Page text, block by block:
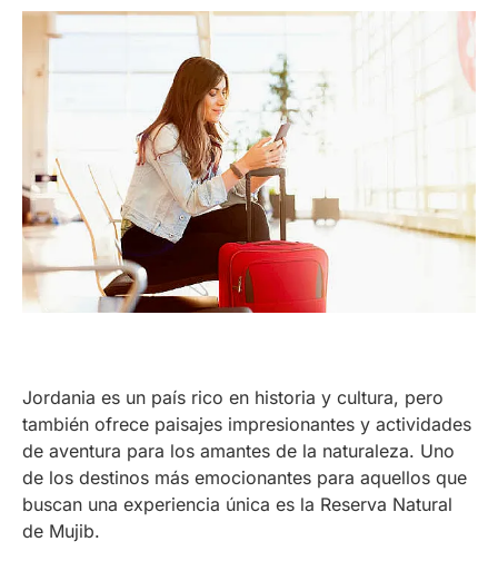
Jordania es un país rico en historia y cultura, pero
también ofrece paisajes impresionantes y actividades
de aventura para los amantes de la naturaleza. Uno
de los destinos más emocionantes para aquellos que
buscan una experiencia única es la Reserva Natural
de Mujib.